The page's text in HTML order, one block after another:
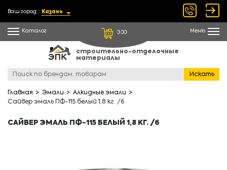
Ваш город: Казань
Каталог 0.00 Меню
строительно-отделочные
материалы
Искать
Главная Эмали
Алкидные эмали
Сайвер эмаль ПФ-115 белый 1,8 кг. /6
САЙВЕР ЭМАЛЬ ПФ-115 БЕЛЫЙ 1,8 КГ. /6